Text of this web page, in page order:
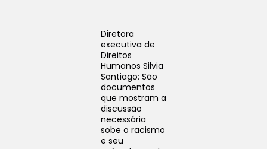
Diretora
executiva de
Direitos
Humanos Silvia
Santiago: São
documentos
que mostram a
discussão
necessária
sobe o racismo
e seu